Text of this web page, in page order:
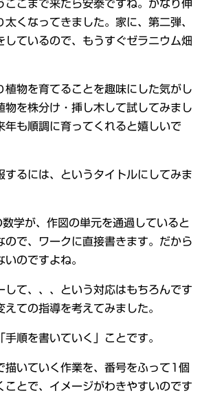
ここまで来たら安泰ですね。かなり伸
太くなってきました。家に、第二弾、
しているので、もうすぐゼラニウム畑
植物を育てることを趣味にした気がし
物を株分け・挿し木して試してみまし
年も順調に育ってくれると嬉しいで
するには、というタイトルにしてみま
学が、作図の単元を通過していると
ので、ワークに直接書きます。だから
のですよね。
して、、、という対応はもちろんです
えての指導を考えてみました。
手順を書いていく」ことです。
描いていく作業を、番号をふって1個
ことで、イメージがわきやすいのです